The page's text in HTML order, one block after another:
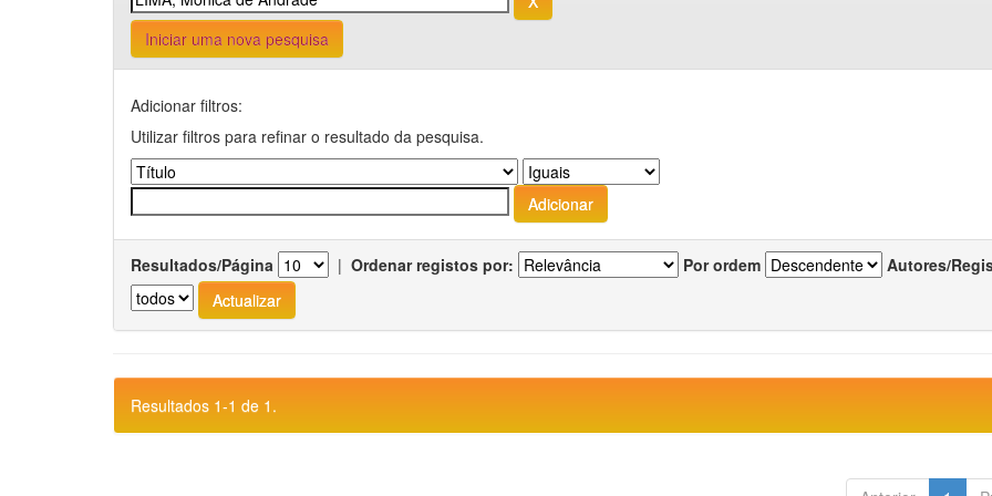
Iniciar uma nova pesquisa
Adicionar filtros:
Utilizar filtros para refinar o resultado da pesquisa.
Resultados/Página | Ordenar registos por: Por ordem Autores/
Resultados 1-1 de 1.